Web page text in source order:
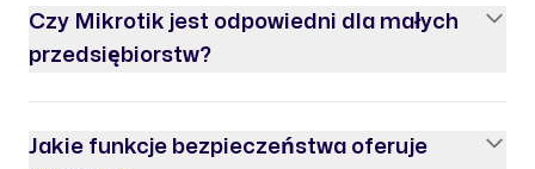
Czy Mikrotik jest odpowiedni dla małych
przedsiębiorstw?
Jakie funkcje bezpieczeństwa oferuje